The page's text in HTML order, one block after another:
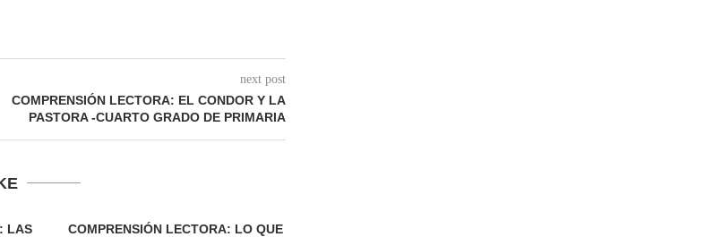
next post
COMPRENSIÓN LECTORA: EL CONDOR Y LA
PASTORA -CUARTO GRADO DE PRIMARIA
LAS
COMPRENSIÓN LECTORA: LO QUE